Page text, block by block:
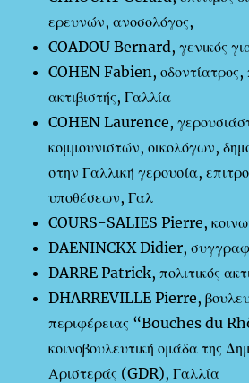
ερευνών, ανοσολόγος,
COADOU Bernard, γενικός
COHEN Fabien, οδοντίατρος,
ακτιβιστής, Γαλλία
COHEN Laurence,
κομμουνιστών, οικολόγων,
στην Γαλλική γερουσία,
υποθέσεων, Γαλ
COURS-SALIES Pierre,
DAENINCKX Didier,
DARRE Patrick, πολιτικός
DHARREVILLE Pierre,
περιφέρειας “Bouches du
κοινοβουλευτική ομάδα της
Αριστεράς (GDR), Γαλλία